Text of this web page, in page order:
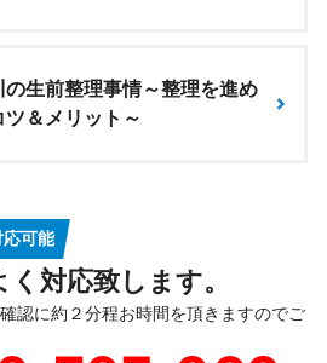
の生前整理事情～整理を進め
ツ＆メリット～
応可能
対応致します。
認に約２分程お時間を頂きますのでご